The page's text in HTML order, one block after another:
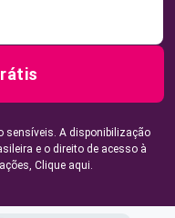
sensíveis. A disponibilização
e o direito de acesso à
Clique aqui.